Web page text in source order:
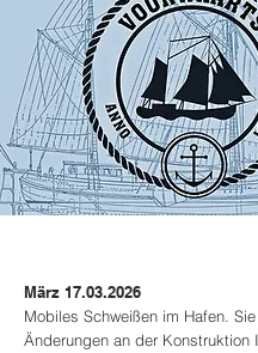
März 17.03.2026
Mobiles Schweißen im Hafen.
Änderungen an der Konstruktion